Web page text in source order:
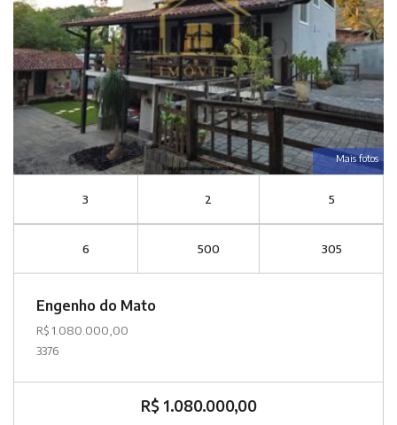
Mais fotos
3 2 5
6 500 305
Engenho do Mato
R$ 1.080.000,00
3376
R$ 1.080.000,00